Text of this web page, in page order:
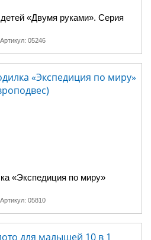
«Двумя руками». Серия
Артикул: 05246
«Экспедиция по миру»
Артикул: 05810